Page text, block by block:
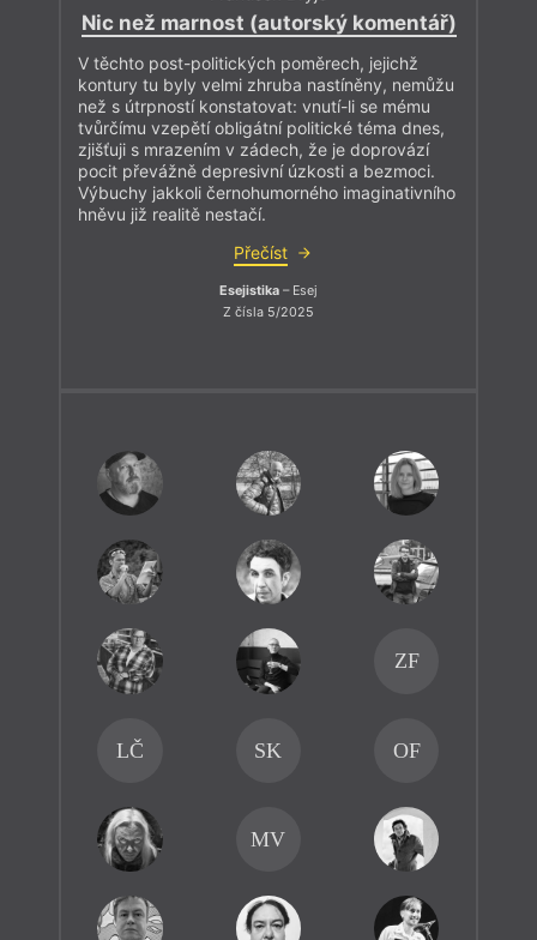
Nic než marnost (autorský komentář)
V těchto post-politických poměrech, jejichž
kontury tu byly velmi zhruba nastíněny, nemůžu
než s útrpností konstatovat: vnutí-li se mému
tvůrčímu vzepětí obligátní politické téma dnes,
zjišťuji s mrazením v zádech, že je doprovází
pocit převážně depresivní úzkosti a bezmoci.
Výbuchy jakkoli černohumorného imaginativního
hněvu již realitě nestačí.
Přečíst
Esejistika – Esej
Z čísla 5/2025
ZF
LČ SK OF
MV